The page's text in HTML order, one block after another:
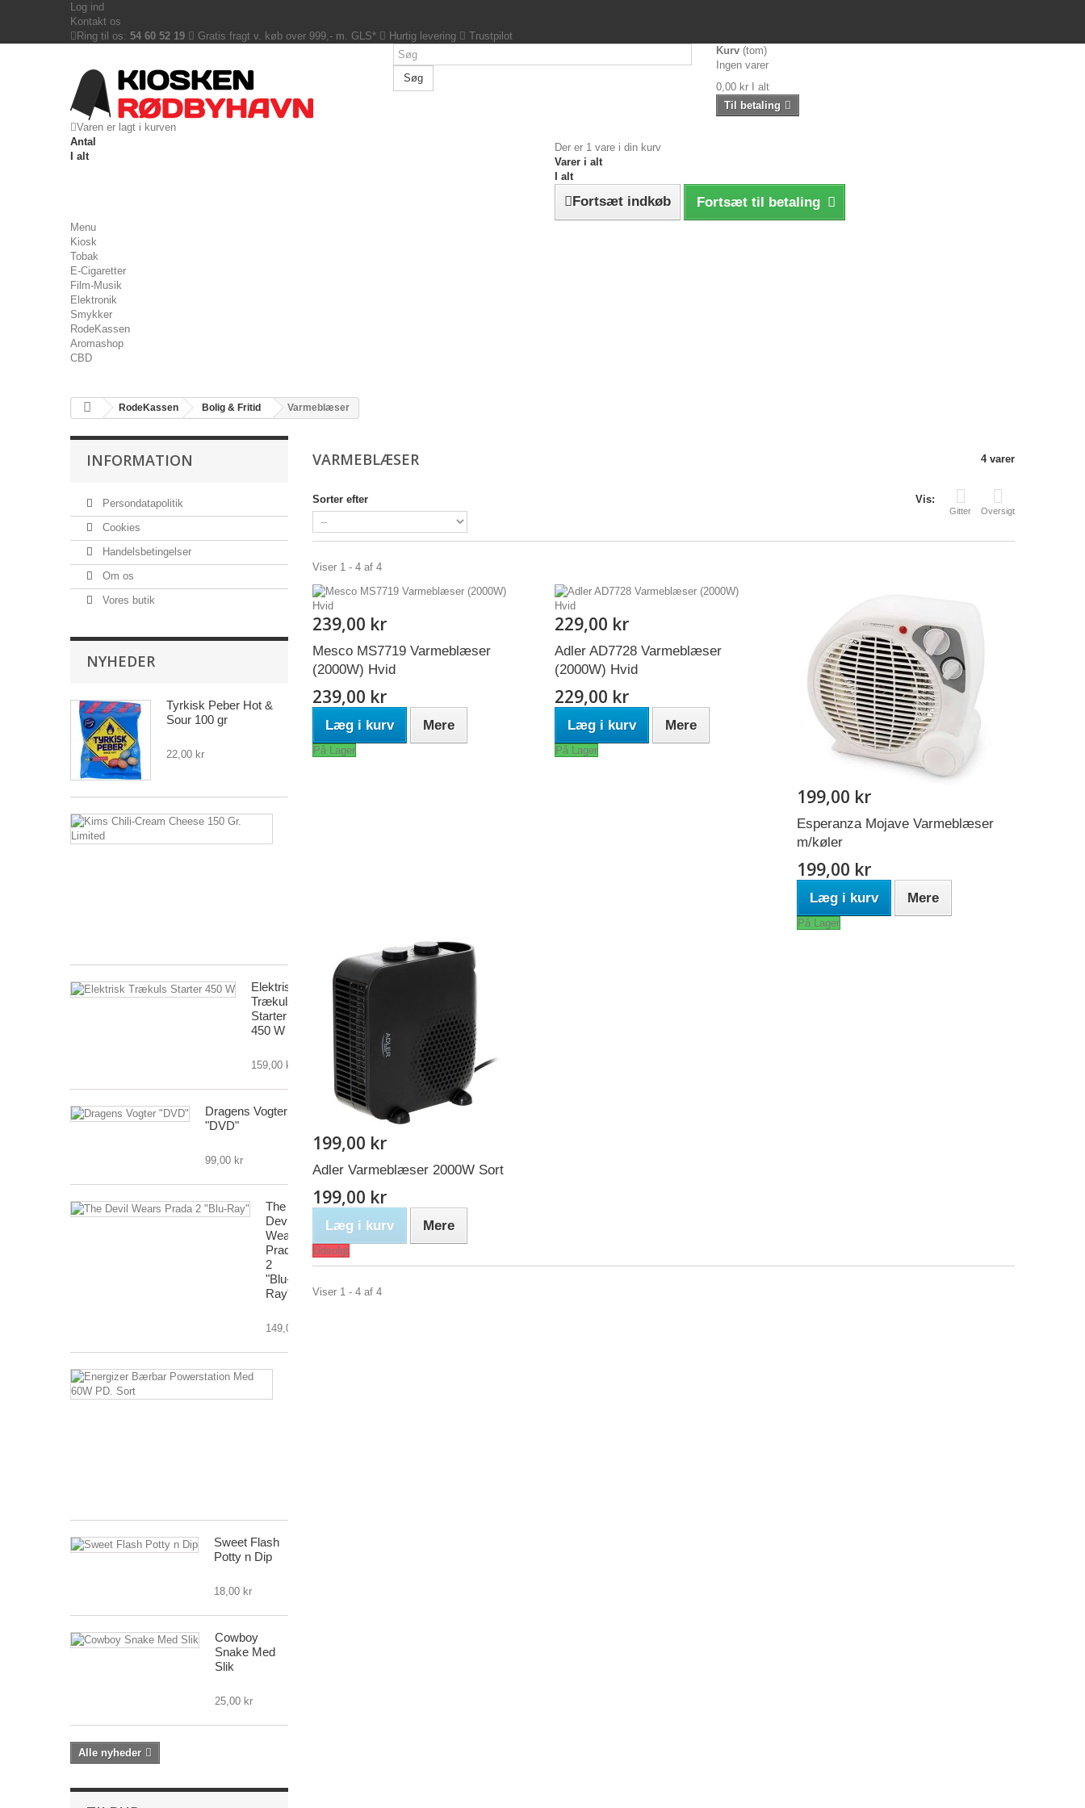
Log ind
Kontakt os
Ring til os: 54 60 52 19 Gratis fragt v. køb over 999,- m. GLS* Hurtig levering Trustpilot
Søg
Kurv (tom)
Ingen varer
0,00 kr
I alt
Til betaling
Varen er lagt i kurven
Antal
I alt
Der er 1 vare i din kurv
Varer i alt
I alt
Fortsæt indkøb Fortsæt til betaling
Menu
Kiosk
Tobak
E-Cigaretter
Film-Musik
Elektronik
Smykker
RodeKassen
Aromashop
CBD
RodeKassen Bolig & Fritid Varmeblæser
INFORMATION
Persondatapolitik
Cookies
Handelsbetingelser
Om os
Vores butik
NYHEDER
Tyrkisk Peber Hot &
Sour 100 gr
22,00 kr
Elektrisk
Trækuls
Starter
450 W
159,00 kr
Dragens Vogter
"DVD"
99,00 kr
The
Devil
Wears
Prada
2
"Blu-
Ray"
149,00 kr
Sweet Flash
Potty n Dip
18,00 kr
Cowboy
Snake Med
Slik
25,00 kr
Alle nyheder
VARMEBLÆSER 4 varer
Vis:
Gitter Oversigt
Sorter efter
Viser 1 - 4 af 4
239,00 kr
Mesco MS7719 Varmeblæser
(2000W) Hvid
239,00 kr
Læg i kurv Mere
På Lager
229,00 kr
Adler AD7728 Varmeblæser
(2000W) Hvid
229,00 kr
Læg i kurv Mere
På Lager
199,00 kr
Esperanza Mojave Varmeblæser
m/køler
199,00 kr
Læg i kurv Mere
På Lager
199,00 kr
Adler Varmeblæser 2000W Sort
199,00 kr
Læg i kurv Mere
Udsolgt
Viser 1 - 4 af 4